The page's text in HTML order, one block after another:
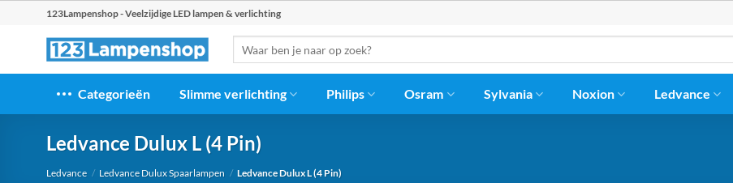
123Lampenshop - Veelzijdige LED lampen & verlichting
naar:
Categorieën Slimme verlichting Philips Osram Sylvania Noxion Ledvance
Ledvance Dulux L (4 Pin)
Ledvance / Ledvance Dulux Spaarlampen / Ledvance Dulux L (4 Pin)